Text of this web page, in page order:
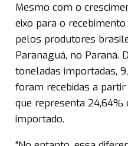
Mesmo com o
eixo para o
pelos produtores
Paranaguá, no Paraná.
toneladas importadas,
foram recebidas a
que representa
importado.